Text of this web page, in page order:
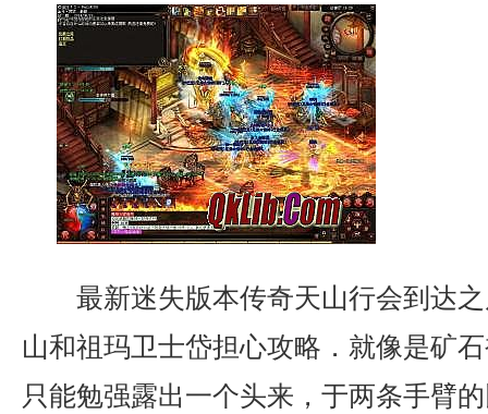
最新迷失版本传奇天山行会到达
山和祖玛卫士岱担心攻略．就像是矿
只能勉强露出一个头来，于两条手臂